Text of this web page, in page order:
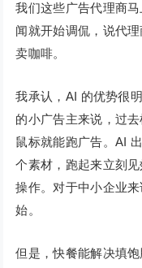
我们这些广告代理商
闻就开始调侃，说代
卖咖啡。
我承认，AI 的优势很
的小广告主来说，过
鼠标就能跑广告。AI
个素材，跑起来立刻
操作。对于中小企业
始。
但是，快餐能解决填